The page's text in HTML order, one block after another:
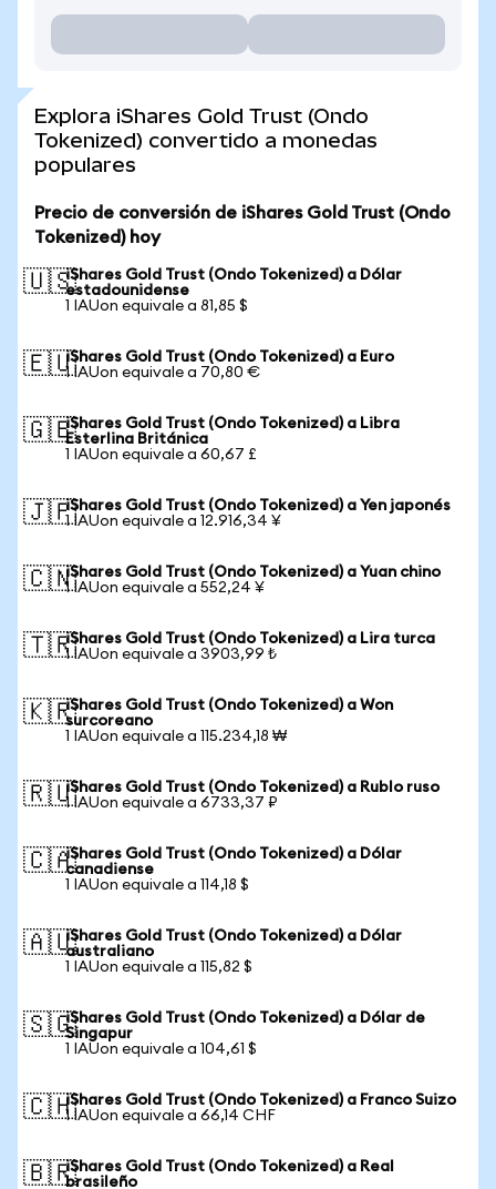
Explora iShares Gold Trust (Ondo
Tokenized) convertido a monedas
populares
Precio de conversión de iShares Gold Trust (Ondo
Tokenized) hoy
🇺🇸iShares Gold Trust (Ondo Tokenized) a Dólar
estadounidense
1 IAUon equivale a 81,85 $
🇪🇺iShares Gold Trust (Ondo Tokenized) a Euro
1 IAUon equivale a 70,80 €
🇬🇧iShares Gold Trust (Ondo Tokenized) a Libra
Esterlina Británica
1 IAUon equivale a 60,67 £
🇯🇵iShares Gold Trust (Ondo Tokenized) a Yen japonés
1 IAUon equivale a 12.916,34 ¥
🇨🇳iShares Gold Trust (Ondo Tokenized) a Yuan chino
1 IAUon equivale a 552,24 ¥
🇹🇷iShares Gold Trust (Ondo Tokenized) a Lira turca
1 IAUon equivale a 3903,99 ₺
🇰🇷iShares Gold Trust (Ondo Tokenized) a Won
surcoreano
1 IAUon equivale a 115.234,18 ₩
🇷🇺iShares Gold Trust (Ondo Tokenized) a Rublo ruso
1 IAUon equivale a 6733,37 ₽
🇨🇦iShares Gold Trust (Ondo Tokenized) a Dólar
canadiense
1 IAUon equivale a 114,18 $
🇦🇺iShares Gold Trust (Ondo Tokenized) a Dólar
australiano
1 IAUon equivale a 115,82 $
🇸🇬iShares Gold Trust (Ondo Tokenized) a Dólar de
Singapur
1 IAUon equivale a 104,61 $
🇨🇭iShares Gold Trust (Ondo Tokenized) a Franco Suizo
1 IAUon equivale a 66,14 CHF
🇧🇷iShares Gold Trust (Ondo Tokenized) a Real
brasileño